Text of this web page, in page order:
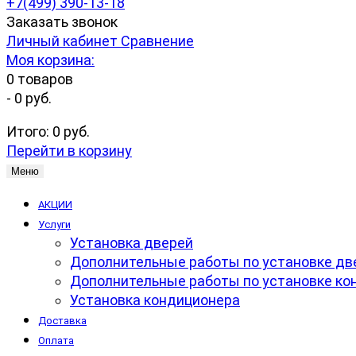
Заказать звонок
Личный кабинет Сравнение
Моя корзина:
0 товаров
- 0 руб.
Итого: 0 руб.
Перейти в корзину
Меню
АКЦИИ
Услуги
Установка дверей
Дополнительные работы по установке
Дополнительные работы по установке
Установка кондиционера
Доставка
Оплата